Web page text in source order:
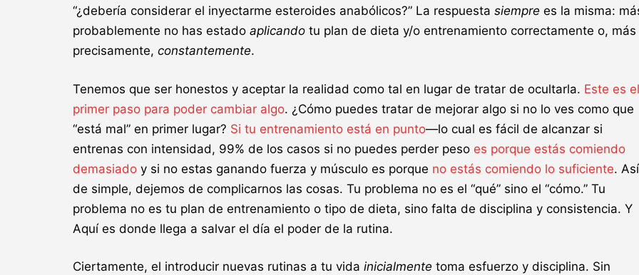
“¿debería considerar el inyectarme esteroides anabólicos?” La respuesta siempre es la misma:
probablemente no has estado aplicando tu plan de dieta y/o entrenamiento correctamente o, más
precisamente, constantemente.
Tenemos que ser honestos y aceptar la realidad como tal en lugar de tratar de ocultarla. Este es el
primer paso para poder cambiar algo. ¿Cómo puedes tratar de mejorar algo si no lo ves como que
“está mal” en primer lugar? Si tu entrenamiento está en punto—lo cual es fácil de alcanzar si
entrenas con intensidad, 99% de los casos si no puedes perder peso es porque estás comiendo
demasiado y si no estas ganando fuerza y músculo es porque no estás comiendo lo suficiente. Así
de simple, dejemos de complicarnos las cosas. Tu problema no es el “qué” sino el “cómo.” Tu
problema no es tu plan de entrenamiento o tipo de dieta, sino falta de disciplina y consistencia. Y
Aquí es donde llega a salvar el día el poder de la rutina.
Ciertamente, el introducir nuevas rutinas a tu vida inicialmente toma esfuerzo y disciplina. Sin